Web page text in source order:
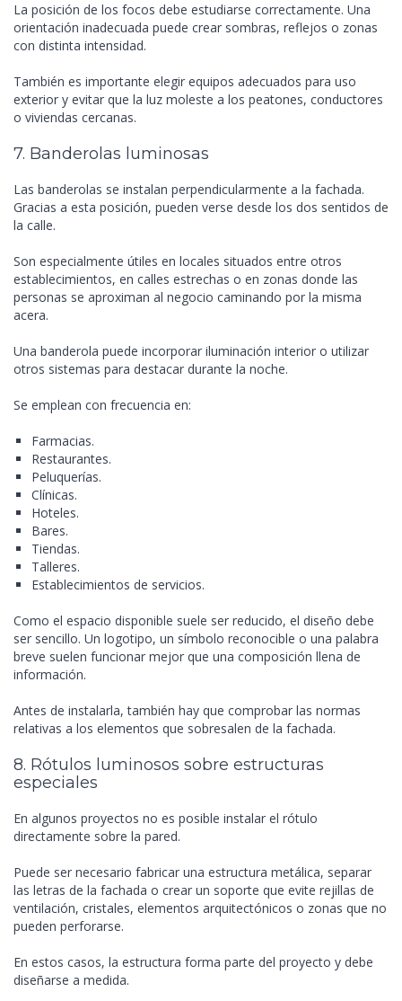
La posición de los focos debe estudiarse correctamente. Una
orientación inadecuada puede crear sombras, reflejos o zonas
con distinta intensidad.
También es importante elegir equipos adecuados para uso
exterior y evitar que la luz moleste a los peatones, conductores
o viviendas cercanas.
7. Banderolas luminosas
Las banderolas se instalan perpendicularmente a la fachada.
Gracias a esta posición, pueden verse desde los dos sentidos de
la calle.
Son especialmente útiles en locales situados entre otros
establecimientos, en calles estrechas o en zonas donde las
personas se aproximan al negocio caminando por la misma
acera.
Una banderola puede incorporar iluminación interior o utilizar
otros sistemas para destacar durante la noche.
Se emplean con frecuencia en:
Farmacias.
Restaurantes.
Peluquerías.
Clínicas.
Hoteles.
Bares.
Tiendas.
Talleres.
Establecimientos de servicios.
Como el espacio disponible suele ser reducido, el diseño debe
ser sencillo. Un logotipo, un símbolo reconocible o una palabra
breve suelen funcionar mejor que una composición llena de
información.
Antes de instalarla, también hay que comprobar las normas
relativas a los elementos que sobresalen de la fachada.
8. Rótulos luminosos sobre estructuras
especiales
En algunos proyectos no es posible instalar el rótulo
directamente sobre la pared.
Puede ser necesario fabricar una estructura metálica, separar
las letras de la fachada o crear un soporte que evite rejillas de
ventilación, cristales, elementos arquitectónicos o zonas que no
pueden perforarse.
En estos casos, la estructura forma parte del proyecto y debe
diseñarse a medida.